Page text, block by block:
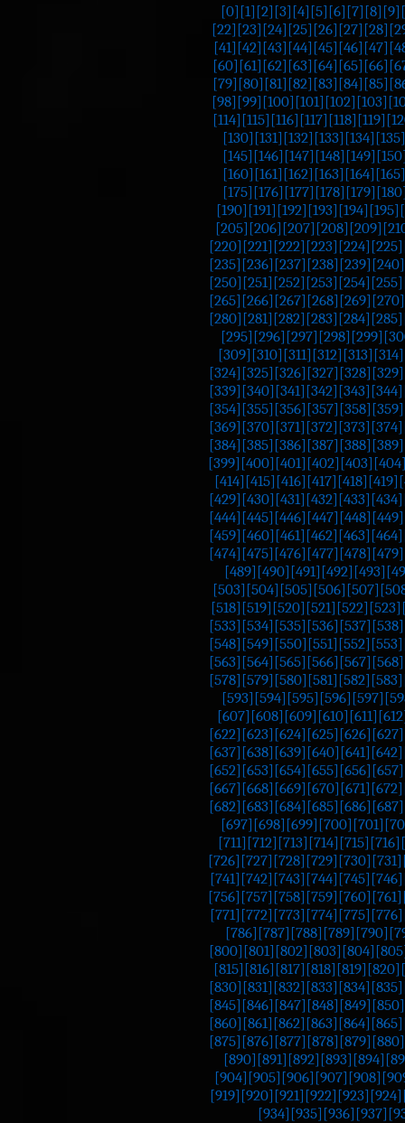
[0] [1] [2] [3] [4] [5] [6] [7] [8] [9]
[22] [23] [24] [25] [26] [27] [28]
[41] [42] [43] [44] [45] [46] [47]
[60] [61] [62] [63] [64] [65] [66]
[79] [80] [81] [82] [83] [84] [85]
[98] [99] [100] [101] [102] [103]
[114] [115] [116] [117] [118] [119]
[130] [131] [132] [133] [134] [135]
[145] [146] [147] [148] [149]
[160] [161] [162] [163] [164] [165]
[175] [176] [177] [178] [179]
[190] [191] [192] [193] [194] [195]
[205] [206] [207] [208] [209]
[220] [221] [222] [223] [224] [225]
[235] [236] [237] [238] [239] [240]
[250] [251] [252] [253] [254] [255]
[265] [266] [267] [268] [269] [270]
[280] [281] [282] [283] [284] [285]
[295] [296] [297] [298] [299]
[309] [310] [311] [312] [313] [314]
[324] [325] [326] [327] [328] [329]
[339] [340] [341] [342] [343] [344]
[354] [355] [356] [357] [358] [359]
[369] [370] [371] [372] [373] [374]
[384] [385] [386] [387] [388] [389]
[399] [400] [401] [402] [403]
[414] [415] [416] [417] [418] [419]
[429] [430] [431] [432] [433] [434]
[444] [445] [446] [447] [448] [449]
[459] [460] [461] [462] [463] [464]
[474] [475] [476] [477] [478] [479]
[489] [490] [491] [492] [493]
[503] [504] [505] [506] [507]
[518] [519] [520] [521] [522] [523]
[533] [534] [535] [536] [537] [538]
[548] [549] [550] [551] [552] [553]
[563] [564] [565] [566] [567] [568]
[578] [579] [580] [581] [582] [583]
[593] [594] [595] [596] [597]
[607] [608] [609] [610] [611]
[622] [623] [624] [625] [626] [627]
[637] [638] [639] [640] [641] [642]
[652] [653] [654] [655] [656] [657]
[667] [668] [669] [670] [671] [672]
[682] [683] [684] [685] [686] [687]
[697] [698] [699] [700] [701]
[711] [712] [713] [714] [715] [716]
[726] [727] [728] [729] [730] [731]
[741] [742] [743] [744] [745] [746]
[756] [757] [758] [759] [760] [761]
[771] [772] [773] [774] [775] [776]
[786] [787] [788] [789] [790]
[800] [801] [802] [803] [804]
[815] [816] [817] [818] [819] [820]
[830] [831] [832] [833] [834] [835]
[845] [846] [847] [848] [849] [850]
[860] [861] [862] [863] [864] [865]
[875] [876] [877] [878] [879] [880]
[890] [891] [892] [893] [894]
[904] [905] [906] [907] [908]
[919] [920] [921] [922] [923] [924]
[934] [935] [936] [937]